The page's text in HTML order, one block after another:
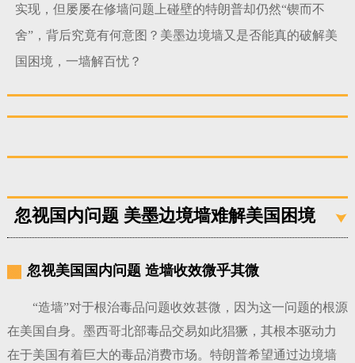
实现，但屡屡在修墙问题上碰壁的特朗普却仍然“锲而不
舍”，背后究竟有何意图？美墨边境墙又是否能真的破解美
国困境，一墙解百忧？
忽视国内问题 美墨边境墙难解美国困境
忽视美国国内问题 造墙收效微乎其微
“造墙”对于根治毒品问题收效甚微，因为这一问题的根源
在美国自身。墨西哥北部毒品交易如此猖獗，其根本驱动力
在于美国有着巨大的毒品消费市场。特朗普希望通过边境墙